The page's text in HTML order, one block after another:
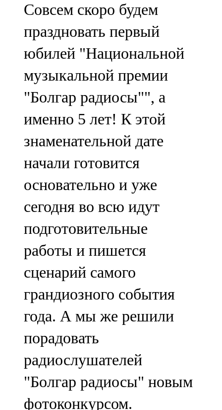
Кукмара
107,9 FM
Лениногорский
102,1 FM
Мамадыш
106,2 FM
Минзәлә
107,3 FM
Мөслим
100,0 FM
Нурлат
104,7 FM
Олы Әтнә
71,42 FM
Сарман
107,8 FM
Теләче
106,1 FM
Совсем скоро будем
праздновать первый
юбилей "Национальной
музыкальной премии
"Болгар радиосы"", а
именно 5 лет! К этой
знаменательной дате
начали готовится
основательно и уже
сегодня во всю идут
подготовительные
работы и пишется
сценарий самого
грандиозного события
года. А мы же решили
порадовать
радиослушателей
"Болгар радиосы" новым
фотоконкурсом.